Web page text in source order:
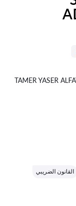
TAMER YASER
القانون الضريبي